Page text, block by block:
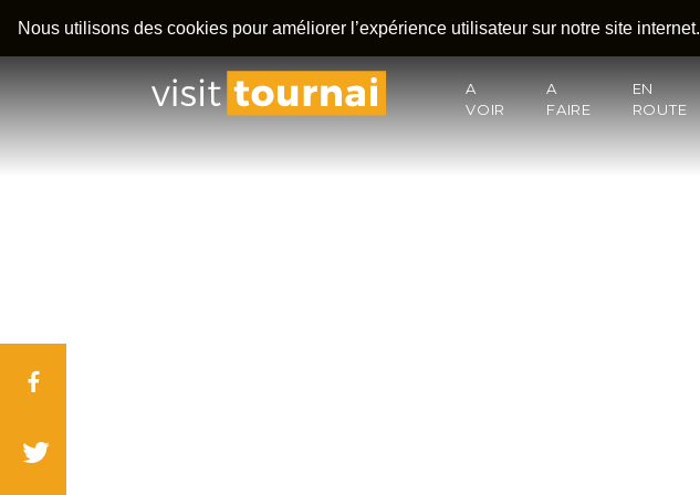
Nous utilisons des cookies pour améliorer l’expérience utilisateur sur notre site internet.
A
VOIR
A
FAIRE
EN
ROUTE
Twitter